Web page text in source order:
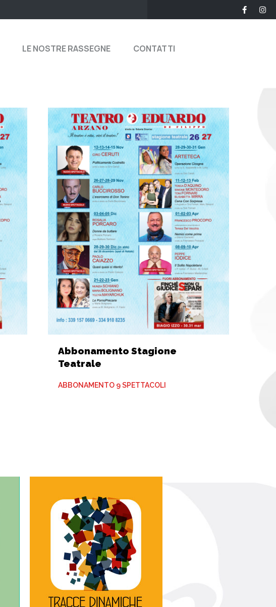
LE NOSTRE RASSEGNE CONTATTI
Abbonamento Stagione
Teatrale
ABBONAMENTO 9 SPETTACOLI
Tracce dinamiche
Tracce Dinamiche è una
rassegna di teatro
d’innovazione e sperimentale.
Continua